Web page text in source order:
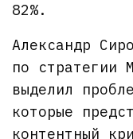
82%.
Александр
по
выделил
которые
контентный